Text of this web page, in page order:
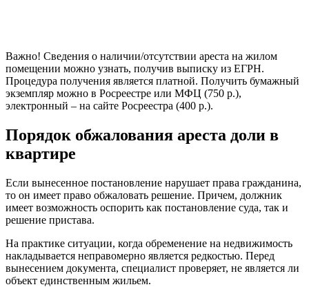
Важно! Сведения о наличии/отсутствии ареста на жилом
помещении можно узнать, получив выписку из ЕГРН.
Процедура получения является платной. Получить бумажный
экземпляр можно в Росреестре или МФЦ (750 р.),
электронный – на сайте Росреестра (400 р.).
Порядок обжалования ареста доли в
квартире
Если вынесенное постановление нарушает права гражданина,
то он имеет право обжаловать решение. Причем, должник
имеет возможность оспорить как постановление суда, так и
решение пристава.
На практике ситуации, когда обременение на недвижимость
накладывается неправомерно является редкостью. Перед
вынесением документа, специалист проверяет, не является ли
объект единственным жильем.